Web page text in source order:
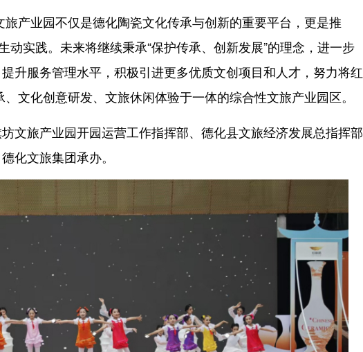
产业园不仅是德化陶瓷文化传承与创新的重要平台，更是推
动实践。未来将继续秉承“保护传承、创新发展”的理念，进一步
升服务管理水平，积极引进更多优质文创项目和人才，努力将红
文化创意研发、文旅休闲体验于一体的综合性文旅产业园区。
旅产业园开园运营工作指挥部、德化县文旅经济发展总指挥部
化文旅集团承办。